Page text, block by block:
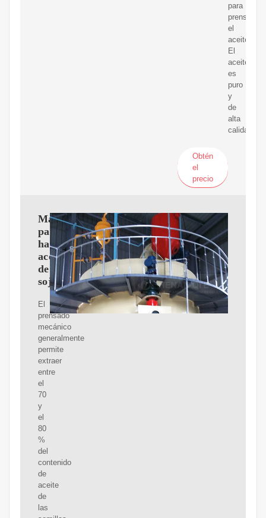
para
prensar
el
aceite.
El
aceite
es
puro
y
de
alta
calidad.
Obtén
el
precio
Maquina
para
hacer
aceite
de
soja
El
prensado
mecánico
generalmente
permite
extraer
entre
el
70
y
el
80
%
del
contenido
de
aceite
de
las